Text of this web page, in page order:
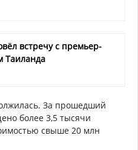
встречу с премьер-
Таиланда
За прошедший
более 3,5 тысячи
свыше 20 млн